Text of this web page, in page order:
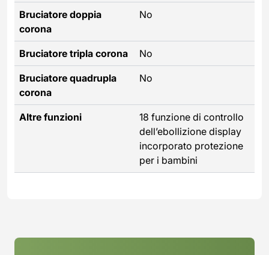
Bruciatore doppia
corona
No
Bruciatore tripla corona No
Bruciatore quadrupla
corona
No
Altre funzioni
18 funzione di controllo
dell’ebollizione display
incorporato protezione
per i bambini